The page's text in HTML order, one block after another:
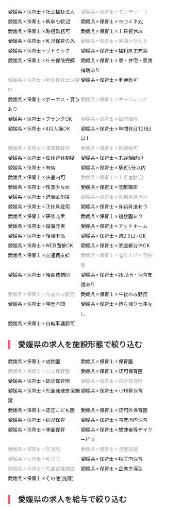
愛媛県 × 保育士 × 社会福祉法人
愛媛県 × 保育士 × モンテソーリ
愛媛県 × 保育士 × 新卒も歓迎
愛媛県 × 保育士 × ヨコミネ式
愛媛県 × 保育士 × 時短勤務可
愛媛県 × 保育士 × 土日祝休み
愛媛県 × 保育士 × 乳児保育のみ
愛媛県 × 保育士 × 英語が使える
愛媛県 × 保育士 × リトミック
愛媛県 × 保育士 × 福利厚生充実
愛媛県 × 保育士 × 社会保険完備
愛媛県 × 保育士 × 寮・住宅・家賃
補助あり
愛媛県 × 保育士 × 男性保育士活躍
中
愛媛県 × 保育士 × 車通勤可
愛媛県 × 保育士 × ボーナス・賞与
あり
愛媛県 × 保育士 × オープニング
愛媛県 × 保育士 × ブランクOK
愛媛県 × 保育士 × 臨時職員
愛媛県 × 保育士 × 4月入職OK
愛媛県 × 保育士 × 年間休日120日
以上
愛媛県 × 保育士 × 夜間保育所
愛媛県 × 保育士 × 無資格可
愛媛県 × 保育士 × 産休育休制度
愛媛県 × 保育士 × 未経験歓迎
愛媛県 × 保育士 × 有給
愛媛県 × 保育士 × 駅近5分以内
愛媛県 × 保育士 × 扶養内可
愛媛県 × 保育士 × 上京者歓迎
愛媛県 × 保育士 × 残業少なめ
愛媛県 × 保育士 × 低離職率
愛媛県 × 保育士 × 退職金制度
愛媛県 × 保育士 × 勤務地選択可
愛媛県 × 保育士 × 正社員登用
愛媛県 × 保育士 × 昇給昇進あり
愛媛県 × 保育士 × 研修充実
愛媛県 × 保育士 × 複数園あり
愛媛県 × 保育士 × 設備充実
愛媛県 × 保育士 × アットホーム
愛媛県 × 保育士 × 復帰率高
愛媛県 × 保育士 × 週2.3日~OK
愛媛県 × 保育士 × WEB面接OK
愛媛県 × 保育士 × 家庭都合休OK
愛媛県 × 保育士 × 交通費支給
愛媛県 × 保育士 × 借り上げ社宅制
度
愛媛県 × 保育士 × 給食費補助
愛媛県 × 保育士 × 託児所・保育支
援あり
愛媛県 × 保育士 × 午前のみ勤務
愛媛県 × 保育士 × 午後のみ勤務
愛媛県 × 保育士 × 学歴不問
愛媛県 × 保育士 × 持ち帰り仕事な
し
愛媛県 × 保育士 × 自転車通勤可
愛媛県の求人を施設形態で絞り込む
愛媛県 × 保育士 × 幼稚園
愛媛県 × 保育士 × 保育園
愛媛県 × 保育士 × 公立保育園
愛媛県 × 保育士 × 認可保育園
愛媛県 × 保育士 × 認証保育園
愛媛県 × 保育士 × 認定保育園
愛媛県 × 保育士 × 児童発達支援施
設
愛媛県 × 保育士 × 小規模保育
愛媛県 × 保育士 × 認定こども園
愛媛県 × 保育士 × 認可外保育園
愛媛県 × 保育士 × 病児保育
愛媛県 × 保育士 × 事業所内保育
愛媛県 × 保育士 × 学童保育
愛媛県 × 保育士 × 放課後等デイサ
ービス
愛媛県 × 保育士 × 託児所
愛媛県 × 保育士 × 児童施設
愛媛県 × 保育士 × 乳児院
愛媛県 × 保育士 × 病院内保育
愛媛県 × 保育士 × 児童養護施設
愛媛県 × 保育士 × 企業主導型
愛媛県 × 保育士 × その他(施設)
愛媛県の求人を給与で絞り込む